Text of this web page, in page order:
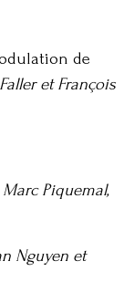
de
et François
Marc Piquemal,
Nguyen et